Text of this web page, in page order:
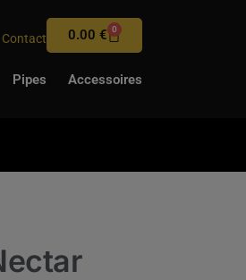
Contact 0.00€ 0
Pipes Accessoires